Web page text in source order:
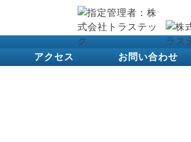
アクセス
お問い合わせ